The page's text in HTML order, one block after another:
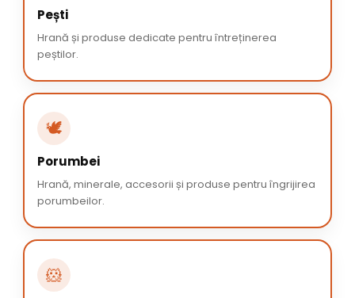
Pești
Hrană și produse dedicate pentru întreținerea
peștilor.
🕊️
Porumbei
Hrană, minerale, accesorii și produse pentru îngrijirea
porumbeilor.
🐹